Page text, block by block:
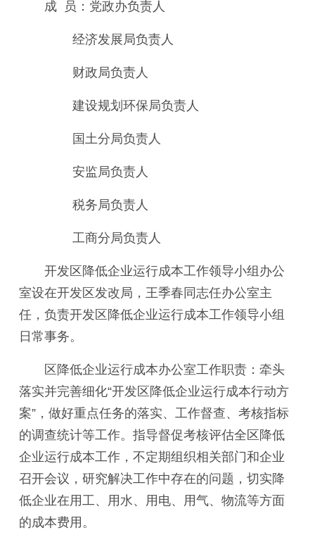
成 员： 党政办负责人
经济发展局负责人
财政局负责人
建设规划环保局负责人
国土分局负责人
安监局负责人
税务局负责人
工商分局负责人
开发区降低企业运行成本工作领导小组 办公
室设在开发区发改局， 王季春同志任办公室主
任 ，负责开发区降低企业运行成本工作领导小组
日常事务。
区降低企业运行成本办公室工作职责：牵头
落实并完善细化“开发区降低企业运行成本行动方
案”，做好重点任务的落实、工作督查、考核指标
的调查统计等工作。指导督促考核评估全区降低
企业运行成本工作，不定期组织相关部门和企业
召开会议，研究解决工作中存在的问题，切实降
低企业在用工、用水、用电、用气、物流等方面
的成本费用。